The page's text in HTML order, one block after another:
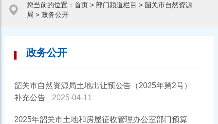
您当前的位置： 首页> 部门频道栏目 > 韶关市自然资源
局 > 政务公开
政务公开
韶关市自然资源局土地出让预公告（2025年第2号）
补充公告
2025-04-11
2025年韶关市土地和房屋征收管理办公室部门预算